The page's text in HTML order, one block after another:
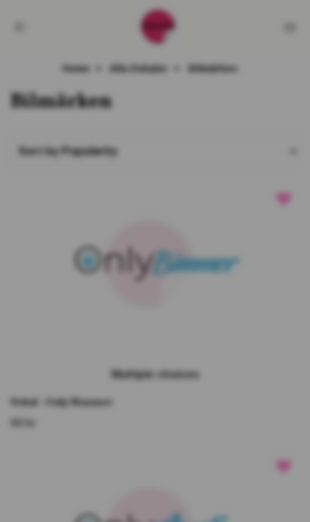
Home Alla Dekaler Bilmärken
Bilmärken
Multiple choices
Dekal - Only Bimmer